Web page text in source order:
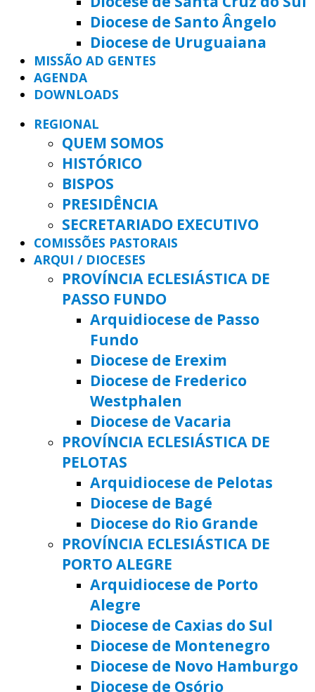
Diocese de Santo Ângelo
Diocese de Uruguaiana
MISSÃO AD GENTES
AGENDA
DOWNLOADS
REGIONAL
QUEM SOMOS
HISTÓRICO
BISPOS
PRESIDÊNCIA
SECRETARIADO EXECUTIVO
COMISSÕES PASTORAIS
ARQUI / DIOCESES
PROVÍNCIA ECLESIÁSTICA DE
PASSO FUNDO
Arquidiocese de Passo
Fundo
Diocese de Erexim
Diocese de Frederico
Westphalen
Diocese de Vacaria
PROVÍNCIA ECLESIÁSTICA DE
PELOTAS
Arquidiocese de Pelotas
Diocese de Bagé
Diocese do Rio Grande
PROVÍNCIA ECLESIÁSTICA DE
PORTO ALEGRE
Arquidiocese de Porto
Alegre
Diocese de Caxias do Sul
Diocese de Montenegro
Diocese de Novo Hamburgo
Diocese de Osório